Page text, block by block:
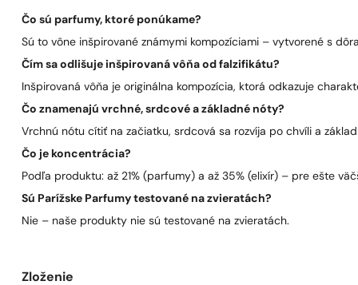
Čo sú parfumy, ktoré ponúkame?
Sú to vône inšpirované známymi kompozíciami – vytvorené s
Čím sa odlišuje inšpirovaná vôňa od falzifikátu?
Inšpirovaná vôňa je originálna kompozícia, ktorá odkazuje
Čo znamenajú vrchné, srdcové a základné nóty?
Vrchnú nótu cítiť na začiatku, srdcová sa rozvíja po chvíli a
Čo je koncentrácia?
Podľa produktu: až 21% (parfumy) a až 35% (elixír) – pre ešte
Sú Parížske Parfumy testované na zvieratách?
Nie – naše produkty nie sú testované na zvieratách.
Zloženie